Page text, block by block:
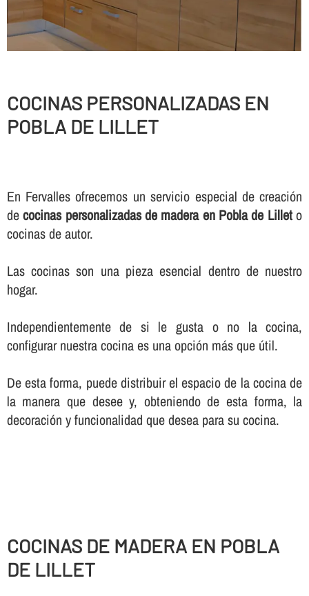
COCINAS PERSONALIZADAS EN
POBLA DE LILLET
En Fervalles ofrecemos un servicio especial de creación
decocinas personalizadas de madera en Pobla de Lilleto
cocinas de autor.
Las cocinas son una pieza esencial dentro de nuestro
hogar.
Independientemente de si le gusta o no la cocina,
configurar nuestra cocina es una opción más que útil.
De esta forma, puede distribuir el espacio de la cocina de
la manera que desee y, obteniendo de esta forma, la
decoración y funcionalidad que desea para su cocina.
COCINAS DE MADERA EN POBLA
DE LILLET